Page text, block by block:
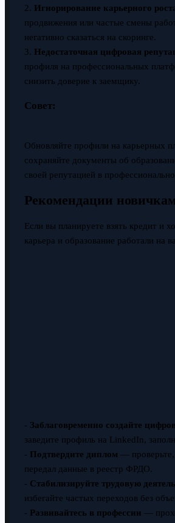
2. Игнорирование карьерного
продвижения или частые смены
негативно сказаться на скоринге.
3. Недостаточная цифровая
профиля на профессиональных
снизить доверие к заемщику.
Совет:
Обновляйте профили на карьерных
сохраняйте документы об
своей репутацией в
Рекомендации
Если вы планируете взять кредит и
карьера и образование работали на
- Заблаговременно создайте
заведите профиль на LinkedIn,
- Подтвердите диплом —
передал данные в реестр ФРДО.
- Стабилизируйте трудовую
избегайте частых переходов без
- Развивайтесь в профессии —